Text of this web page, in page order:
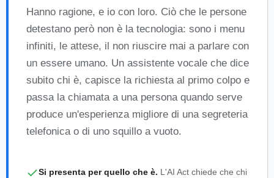
Hanno ragione, e io con loro. Ciò che le persone
detestano però non è la tecnologia: sono i menu
infiniti, le attese, il non riuscire mai a parlare con
un essere umano. Un assistente vocale che dice
subito chi è, capisce la richiesta al primo colpo e
passa la chiamata a una persona quando serve
produce un'esperienza migliore di una segreteria
telefonica o di uno squillo a vuoto.
Si presenta per quello che è. L'AI Act chiede che chi